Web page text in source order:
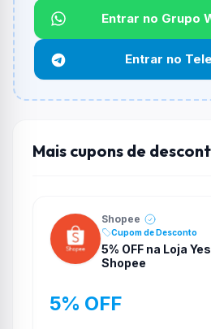
Funciona em qualquer
Não necessariamente. Depende
e alguns vendedores ou
não aceitar cupons.
Entrar no Grupo
Entrar no
Mais cupons de
Shopee
Cupom de Desconto
5% OFF na Loja
Shopee
5% OFF